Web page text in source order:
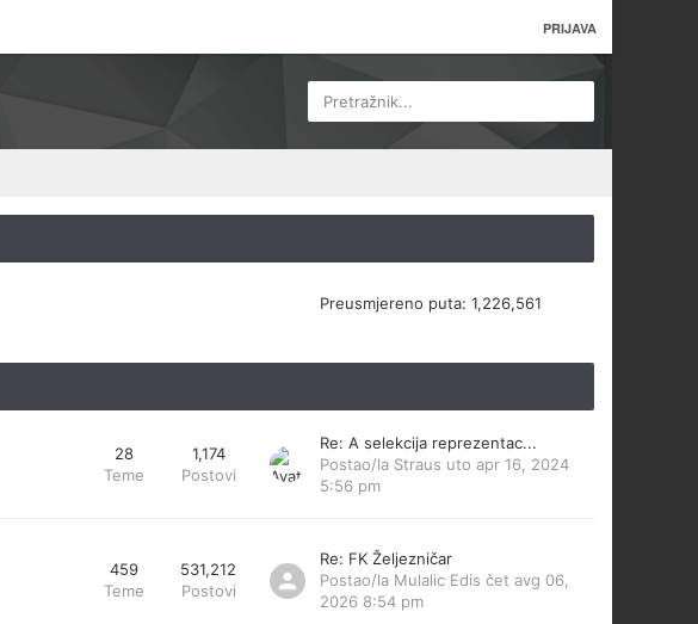
PRIJAVA
Pretražnik...
Preusmjereno puta: 1,226,561
28
Teme
1,174
Postovi
Re: A selekcija reprezentac...
Postao/la Straus uto apr 16, 2024
5:56 pm
459
Teme
531,212
Postovi
Re: FK Željezničar
Postao/la Mulalic Edis čet avg 06,
2026 8:54 pm